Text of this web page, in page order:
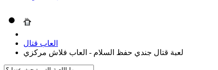
العاب قتال
لعبة قتال جندي حفظ السلام - العاب فلاش مركزي